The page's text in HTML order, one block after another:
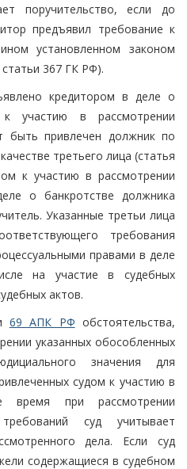
поручительство, если до
предъявил требование к
установленном законом
367 ГК РФ).
кредитором в деле о
к участию в рассмотрении
быть привлечен должник по
третьего лица (статья
к участию в рассмотрении
о банкротстве должника
Указанные третьи лица
требования
правами в деле
на участие в судебных
актов.
69 АПК РФ обстоятельства,
указанных обособленных
значения для
судом к участию в
при рассмотрении
суд учитывает
дела. Если суд
содержащиеся в судебном